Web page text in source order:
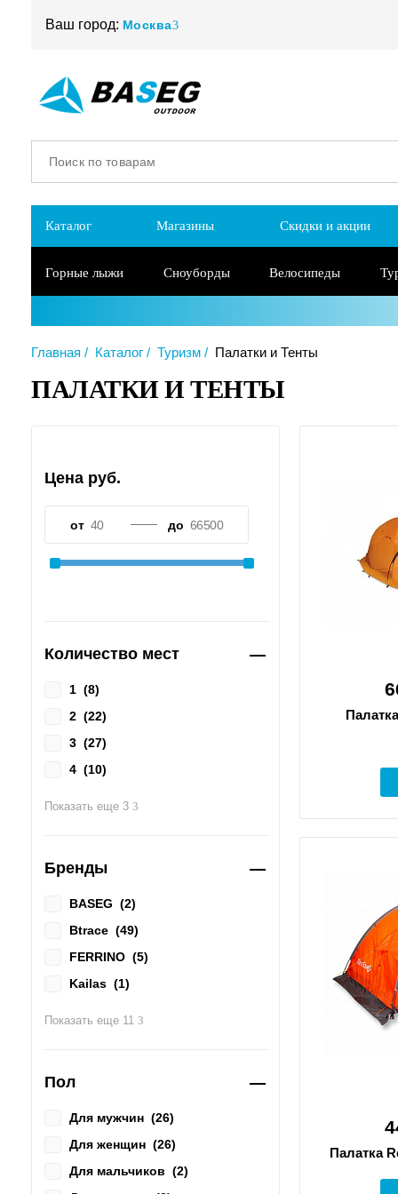
Ваш город: Москва
Каталог Магазины Скидки и акции
Горные лыжи Сноуборды Велосипеды
Главная Каталог Туризм Палатки и Тенты
ПАЛАТКИ И ТЕНТЫ
Цена руб.
от до
Количество мест
1 (8)
2 (22)
3 (27)
4 (10)
Показать еще 3
Бренды
BASEG (2)
Btrace (49)
FERRINO (5)
Kailas (1)
RED FOX
RockLand(1 )
SALEWA(1)
Sea to Summit( 2)
Показать еще 11
Пол
Для мужчин (26)
Для женщин (26)
Для мальчиков (2)
Палатка